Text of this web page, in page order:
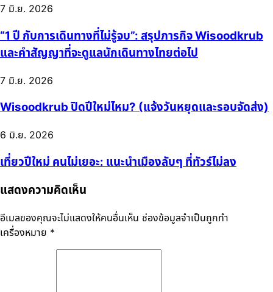
7 มิ.ย. 2026
“1 ปี กับการเดินทางที่ไม่รู้จบ”: สรุปภารกิจ Wisoodkrub
และคำสัญญาที่จะดูแลนักเดินทางไทยต่อไป
7 มิ.ย. 2026
Wisoodkrub ปิดปีใหม่ไหม? (แจ้งวันหยุดและรอบจัดส่ง)
6 มิ.ย. 2026
เที่ยวปีใหม่ คนไม่เยอะ: แนะนำเมืองลับๆ ที่ทัวร์ไม่ลง
แสดงความคิดเห็น
อีเมลของคุณจะไม่แสดงให้คนอื่นเห็น ช่องข้อมูลจำเป็นถูกทำ
เครื่องหมาย *